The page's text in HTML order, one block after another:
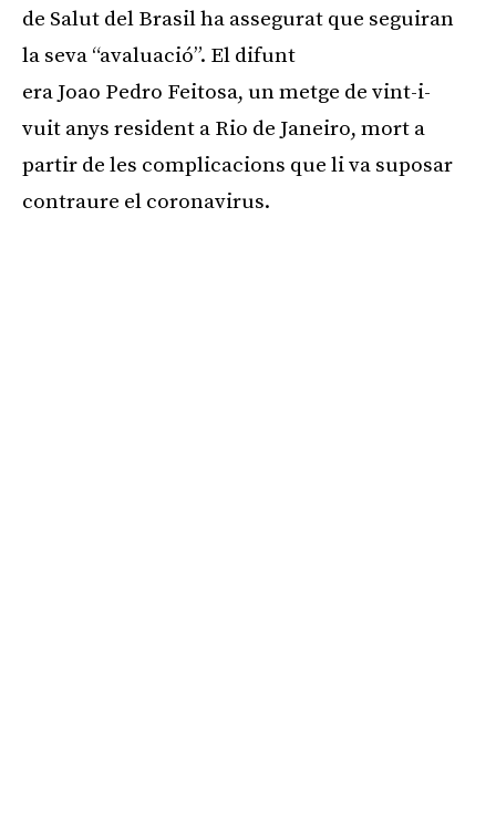
de Salut del Brasil ha assegurat que seguiran
la seva “avaluació”. El difunt
era Joao Pedro Feitosa, un metge de vint-i-
vuit anys resident a Rio de Janeiro, mort a
partir de les complicacions que li va suposar
contraure el coronavirus.